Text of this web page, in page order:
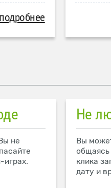
не
играх.
Не
Вы
клика
дату и